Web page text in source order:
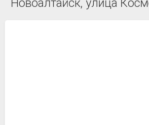
Новоалтайск, улица